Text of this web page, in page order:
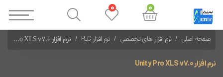
صفحه اصلی نرم افزار های تخصصی
نرم افزار PLC
نرم افزارهای PLC Schneider
نرم افزار Unity Pro XLS v7.0
نرم افزار Unity Pro XLS v7.0
0
0